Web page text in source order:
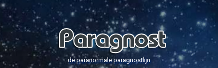
Aanmaken
Wachtwoord
Vind paragnost
Fotoreading
COPYRIGHT 08 - 2026 MOBIEL V 2.0
MEDIUMSLIVE.NL
de paranormale paragnostlijn